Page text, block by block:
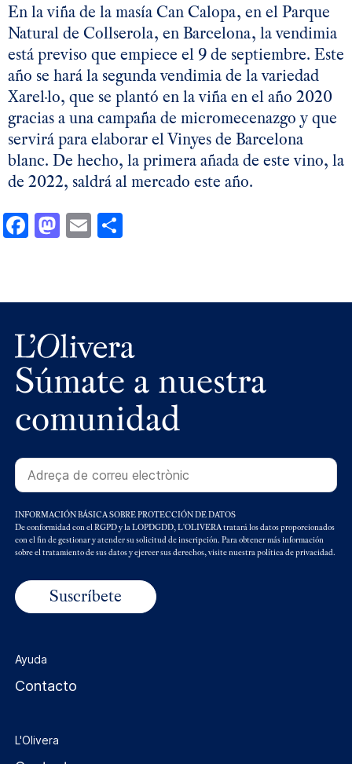
En la viña de la masía Can Calopa, en el Parque
Natural de Collserola, en Barcelona, la vendimia
está previso que empiece el 9 de septiembre. Este
año se hará la segunda vendimia de la variedad
Xarel·lo, que se plantó en la viña en el año 2020
gracias a una campaña de micromecenazgo y que
servirá para elaborar el Vinyes de Barcelona
blanc. De hecho, la primera añada de este vino, la
de 2022, saldrá al mercado este año.
Facebook
Mastodon
Email
Súmate a nuestra
comunidad
INFORMACIÓN BÁSICA SOBRE PROTECCIÓN DE DATOS
De conformidad con el RGPD y la LOPDGDD, L'OLIVERA tratará los datos proporcionados
con el fin de gestionar y atender su solicitud de inscripción. Para obtener más información
sobre el tratamiento de sus datos y ejercer sus derechos, visite nuestra política de privacidad.
Ayuda
Contacto
L'Olivera